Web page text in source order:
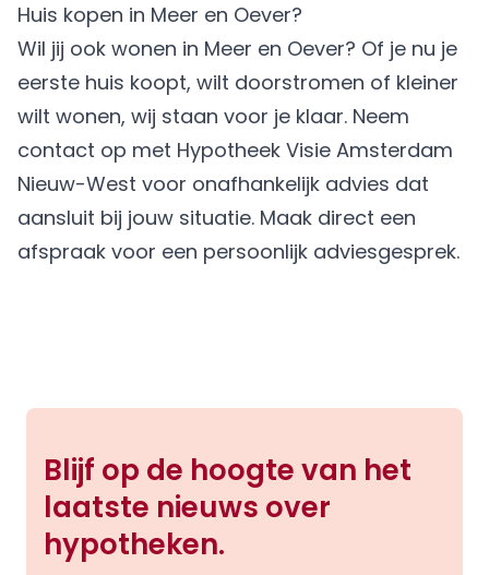
Huis kopen in Meer en Oever?
Wil jij ook wonen in Meer en Oever? Of je nu je
eerste huis koopt, wilt doorstromen of kleiner
wilt wonen, wij staan voor je klaar. Neem
contact op met Hypotheek Visie Amsterdam
Nieuw-West voor onafhankelijk advies dat
aansluit bij jouw situatie. Maak direct een
afspraak voor een persoonlijk adviesgesprek.
Blijf op de hoogte van het
laatste nieuws over
hypotheken.